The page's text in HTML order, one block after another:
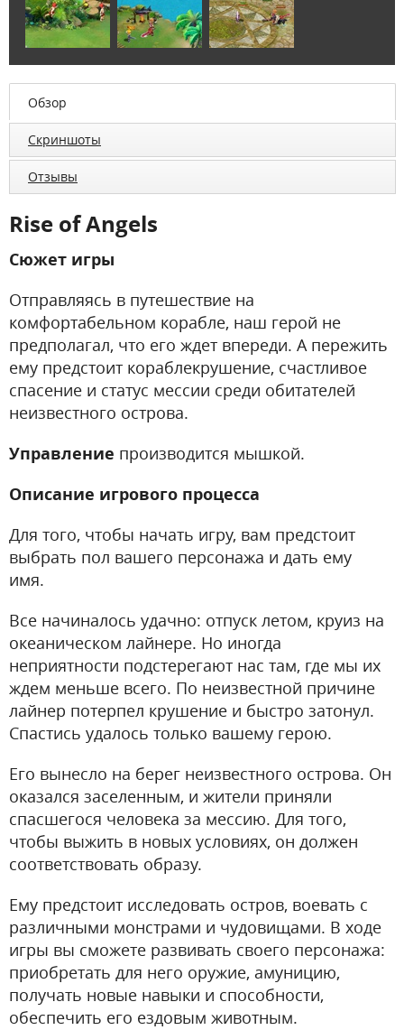
Обзор
Скриншоты
Отзывы
Rise of Angels
Сюжет игры
Отправляясь в путешествие на
комфортабельном корабле, наш герой не
предполагал, что его ждет впереди. А пережить
ему предстоит кораблекрушение, счастливое
спасение и статус мессии среди обитателей
неизвестного острова.
Управление производится мышкой.
Описание игрового процесса
Для того, чтобы начать игру, вам предстоит
выбрать пол вашего персонажа и дать ему
имя.
Все начиналось удачно: отпуск летом, круиз на
океаническом лайнере. Но иногда
неприятности подстерегают нас там, где мы их
ждем меньше всего. По неизвестной причине
лайнер потерпел крушение и быстро затонул.
Спастись удалось только вашему герою.
Его вынесло на берег неизвестного острова. Он
оказался заселенным, и жители приняли
спасшегося человека за мессию. Для того,
чтобы выжить в новых условиях, он должен
соответствовать образу.
Ему предстоит исследовать остров, воевать с
различными монстрами и чудовищами. В ходе
игры вы сможете развивать своего персонажа:
приобретать для него оружие, амуницию,
получать новые навыки и способности,
обеспечить его ездовым животным.